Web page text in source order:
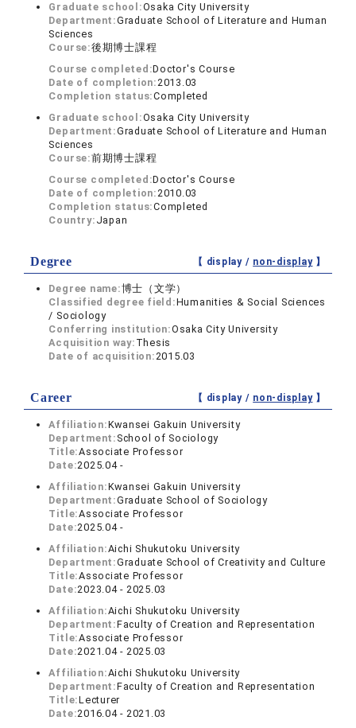
Graduate school:Osaka City University
Department:Graduate School of Literature and Human
Sciences
Course:後期博士課程
Course completed:Doctor's Course
Date of completion:2013.03
Completion status:Completed
Graduate school:Osaka City University
Department:Graduate School of Literature and Human
Sciences
Course:前期博士課程
Course completed:Doctor's Course
Date of completion:2010.03
Completion status:Completed
Country: Japan
Degree 【 display / non-display】
Degree name:博士（文学）
Classified degree field:Humanities & Social Sciences
/ Sociology
Conferring institution:Osaka City University
Acquisition way: Thesis
Date of acquisition:2015.03
Career 【 display / non-display】
Affiliation:Kwansei Gakuin University
Department: School of Sociology
Title:Associate Professor
Date:2025.04 -
Affiliation:Kwansei Gakuin University
Department:Graduate School of Sociology
Title:Associate Professor
Date:2025.04 -
Affiliation:Aichi Shukutoku University
Department:Graduate School of Creativity and Culture
Title:Associate Professor
Date:2023.04 - 2025.03
Affiliation:Aichi Shukutoku University
Department:Faculty of Creation and Representation
Title:Associate Professor
Date:2021.04 - 2025.03
Affiliation:Aichi Shukutoku University
Department:Faculty of Creation and Representation
Title:Lecturer
Date:2016.04 - 2021.03